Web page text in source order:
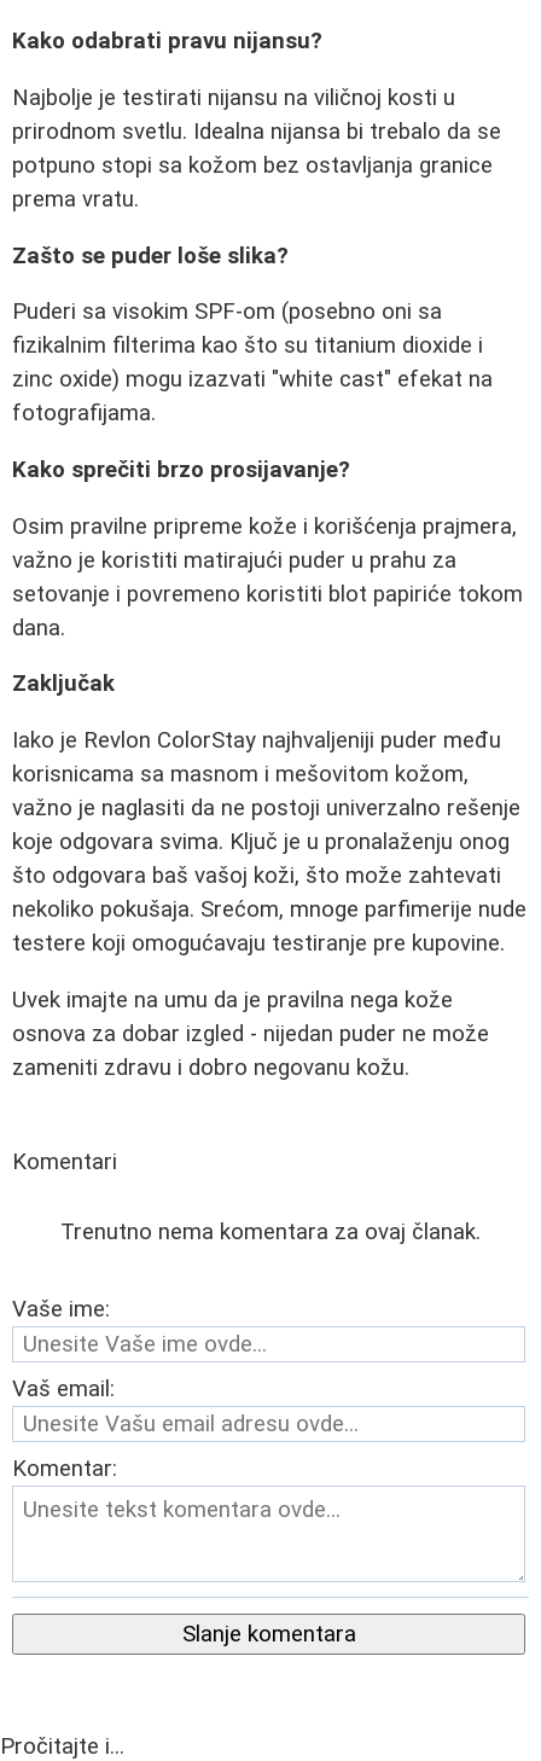
Kako odabrati pravu nijansu?
Najbolje je testirati nijansu na viličnoj kosti u
prirodnom svetlu. Idealna nijansa bi trebalo da se
potpuno stopi sa kožom bez ostavljanja granice
prema vratu.
Zašto se puder loše slika?
Puderi sa visokim SPF-om (posebno oni sa
fizikalnim filterima kao što su titanium dioxide i
zinc oxide) mogu izazvati "white cast" efekat na
fotografijama.
Kako sprečiti brzo prosijavanje?
Osim pravilne pripreme kože i korišćenja prajmera,
važno je koristiti matirajući puder u prahu za
setovanje i povremeno koristiti blot papiriće tokom
dana.
Zaključak
Iako je Revlon ColorStay najhvaljeniji puder među
korisnicama sa masnom i mešovitom kožom,
važno je naglasiti da ne postoji univerzalno rešenje
koje odgovara svima. Ključ je u pronalaženju onog
što odgovara baš vašoj koži, što može zahtevati
nekoliko pokušaja. Srećom, mnoge parfimerije nude
testere koji omogućavaju testiranje pre kupovine.
Uvek imajte na umu da je pravilna nega kože
osnova za dobar izgled - nijedan puder ne može
zameniti zdravu i dobro negovanu kožu.
Komentari
Trenutno nema komentara za ovaj članak.
Vaše ime:
Vaš email:
Komentar:
Slanje komentara
Pročitajte i...